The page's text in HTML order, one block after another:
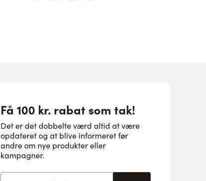
Få 100 kr. rabat som tak!
Det er det dobbelte værd altid at være
opdateret og at blive informeret før
andre om nye produkter eller
kampagner.